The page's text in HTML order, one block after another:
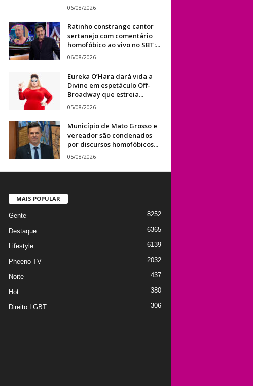
06/08/2026
Ratinho constrange cantor
sertanejo com comentário
homofóbico ao vivo no SBT:...
06/08/2026
Eureka O’Hara dará vida a
Divine em espetáculo Off-
Broadway que estreia...
05/08/2026
Município de Mato Grosso e
vereador são condenados
por discursos homofóbicos...
05/08/2026
MAIS POPULAR
Gente 8252
Destaque 6365
Lifestyle 6139
Pheeno TV 2032
Noite 437
Hot 380
Direito LGBT 306